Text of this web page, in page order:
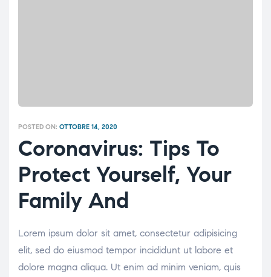
POSTED ON: OTTOBRE 14, 2020
Coronavirus: Tips To
Protect Yourself, Your
Family And
Lorem ipsum dolor sit amet, consectetur adipisicing
elit, sed do eiusmod tempor incididunt ut labore et
dolore magna aliqua. Ut enim ad minim veniam, quis